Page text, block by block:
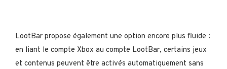
LootBar propose également une option encore plus fluide :
en liant le compte Xbox au compte LootBar, certains jeux
et contenus peuvent être activés automatiquement sans